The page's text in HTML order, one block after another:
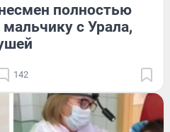
полностью
с Урала,
142